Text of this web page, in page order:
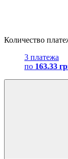
Количество
3 платежа
по 163.33